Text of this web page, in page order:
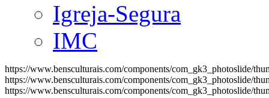
Igreja-Segura
IMC
https://www.bensculturais.com/components/com_gk3_photoslide/
https://www.bensculturais.com/components/com_gk3_photoslide/
https://www.bensculturais.com/components/com_gk3_photoslide/